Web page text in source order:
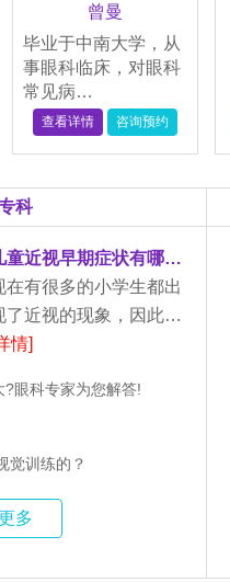
曾曼
毕业于中南大学，从
事眼科临床，对眼科
常见病…
查看详情 咨询预约
科
儿童近视早期症状有哪些…
在有很多的小学生都出
了近视的现象，因此…
情]
眼科专家为您解答!
觉训练的？
多